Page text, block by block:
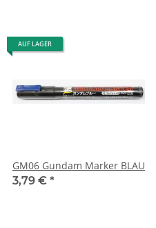
AUF LAGER
GM06 Gundam Marker BLAU
3,79 € *